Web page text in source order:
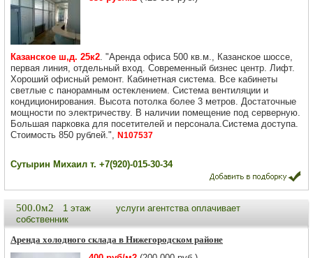
Казанское ш,д. 25к2. "Аренда офиса 500 кв.м., Казанское шоссе,
первая линия, отдельный вход. Современный бизнес центр. Лифт.
Хороший офисный ремонт. Кабинетная система. Все кабинеты
светлые с панорамным остеклением. Система вентиляции и
кондиционирования. Высота потолка более 3 метров. Достаточные
мощности по электричеству. В наличии помещение под серверную.
Большая парковка для посетителей и персонала.Система доступа.
Стоимость 850 рублей.", N107537
Сутырин Михаил т. +7(920)-015-30-34
500.0м2 1 этаж
услуги агентства оплачивает
собственник
Аренда холодного склада в Нижегородском районе